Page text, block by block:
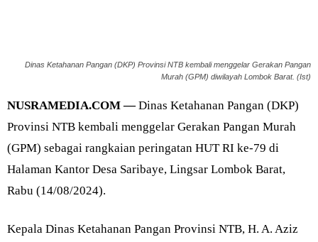
Dinas Ketahanan Pangan (DKP) Provinsi NTB kembali menggelar Gerakan Pangan
Murah (GPM) diwilayah Lombok Barat. (Ist)
NUSRAMEDIA.COM —Dinas Ketahanan Pangan (DKP)
Provinsi NTB kembali menggelar Gerakan Pangan Murah
(GPM) sebagai rangkaian peringatan HUT RI ke-79 di
Halaman Kantor Desa Saribaye, Lingsar Lombok Barat,
Rabu (14/08/2024).
Kepala Dinas Ketahanan Pangan Provinsi NTB, H. A. Aziz